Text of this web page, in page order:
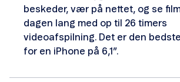
beskeder, vær på nettet, og se
dagen lang med op til 26 timers
videoafspilning. Det er den
for en iPhone på 6,1”.